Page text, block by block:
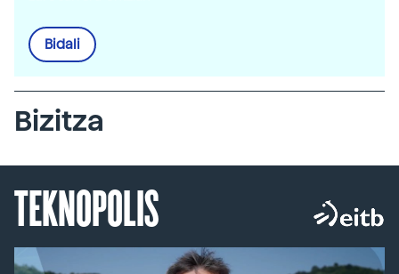
Bidali
Bizitza
TEKNOPOLIS